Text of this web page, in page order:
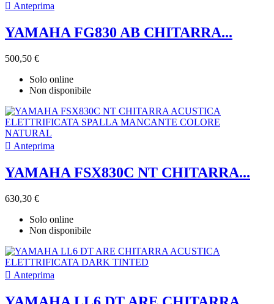
 Anteprima
YAMAHA FG830 AB CHITARRA...
500,50 €
Solo online
Non disponibile
 Anteprima
YAMAHA FSX830C NT CHITARRA...
630,30 €
Solo online
Non disponibile
 Anteprima